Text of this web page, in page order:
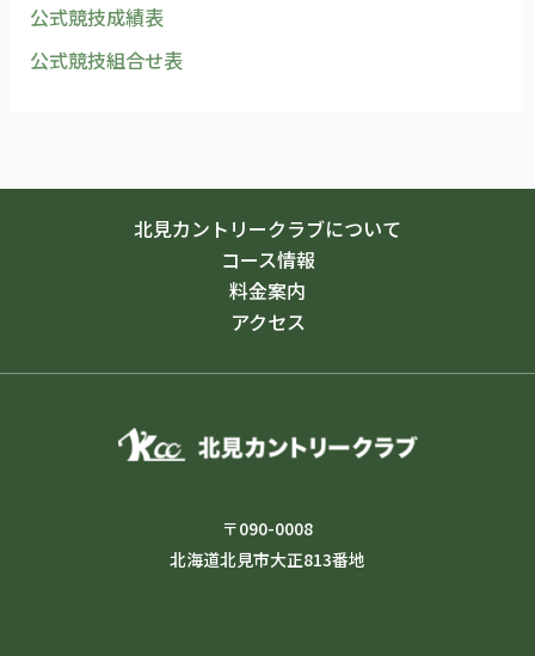
公式競技成績表
公式競技組合せ表
北見カントリークラブについて
コース情報
料金案内
アクセス
〒090-0008
北海道北見市大正813番地